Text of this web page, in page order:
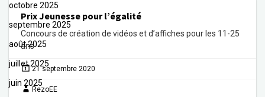
octobre 2025
septembre 2025
août 2025
juillet 2025
juin 2025
Prix Jeunesse pour l’égalité
Concours de création de vidéos et d’affiches pour les 11-25
ans
21 septembre 2020
RezoEE